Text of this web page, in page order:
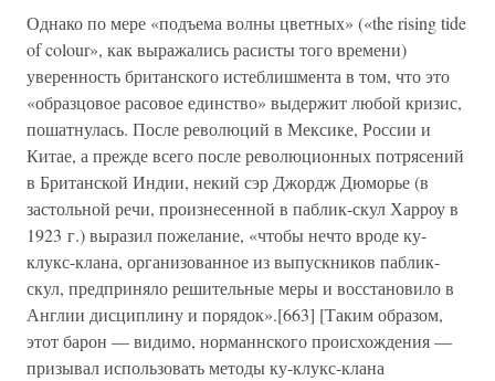
Однако по мере «подъема волны цветных» («the rising tide
of colour», как выражались расисты того времени)
уверенность британского истеблишмента в том, что это
«образцовое расовое единство» выдержит любой кризис,
пошатнулась. После революций в Мексике, России и
Китае, а прежде всего после революционных потрясений
в Британской Индии, некий сэр Джордж Дюморье (в
застольной речи, произнесенной в паблик-скул Харроу в
1923 г.) выразил пожелание, «чтобы нечто вроде ку-
клукс-клана, организованное из выпускников паблик-
скул, предприняло решительные меры и восстановило в
Англии дисциплину и порядок».[663] [Таким образом,
этот барон — видимо, норманнского происхождения —
призывал использовать методы ку-клукс-клана